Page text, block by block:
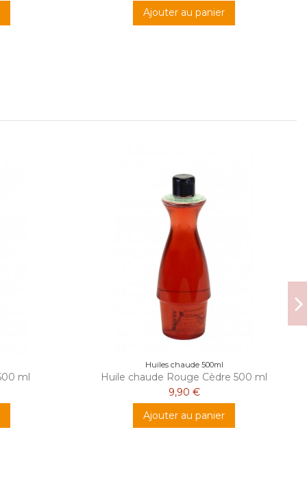
Ajouter au panier
ml
Huiles chaude 500ml
Huile chaude Rouge Cèdre 500 ml
9,90 €
Ajouter au panier